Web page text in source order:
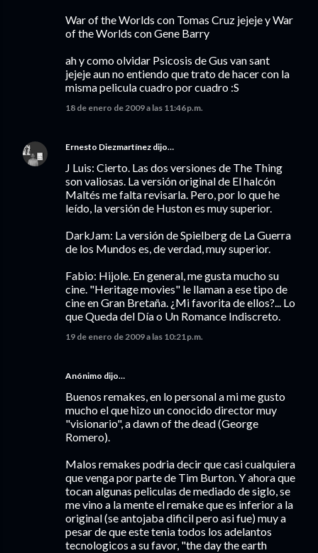
War of the Worlds con Tomas Cruz jejeje y War
of the Worlds con Gene Barry
ah y como olvidar Psicosis de Gus van sant
jejeje aun no entiendo que trato de hacer con la
misma pelicula cuadro por cuadro :S
18 de enero de 2009 a las 11:46 p.m.
Ernesto Diezmartínez dijo…
J Luis: Cierto. Las dos versiones de The Thing
son valiosas. La versión original de El halcón
Maltés me falta revisarla. Pero, por lo que he
leído, la versión de Huston es muy superior.
DarkJam: La versión de Spielberg de La Guerra
de los Mundos es, de verdad, muy superior.
Fabio: Hijole. En general, me gusta mucho su
cine. "Heritage movies" le llaman a ese tipo de
cine en Gran Bretaña. ¿Mi favorita de ellos?... Lo
que Queda del Día o Un Romance Indiscreto.
19 de enero de 2009 a las 10:21 p.m.
Anónimo dijo…
Buenos remakes, en lo personal a mi me gusto
mucho el que hizo un conocido director muy
"visionario", a dawn of the dead (George
Romero).
Malos remakes podria decir que casi cualquiera
que venga por parte de Tim Burton. Y ahora que
tocan algunas peliculas de mediado de siglo, se
me vino a la mente el remake que es inferior a la
original (se antojaba dificil pero asi fue) muy a
pesar de que este tenia todos los adelantos
tecnologicos a su favor, "the day the earth